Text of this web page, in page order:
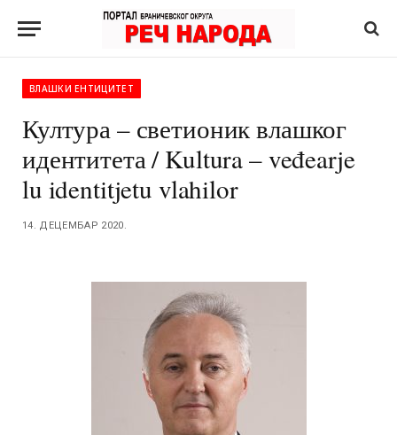
ВЛАШКИ ЕНТИЦИТЕТ
Култура – светионик влашког
идентитета / Kultura – veđearje
lu identitjetu vlahilor
14. ДЕЦЕМБАР 2020.